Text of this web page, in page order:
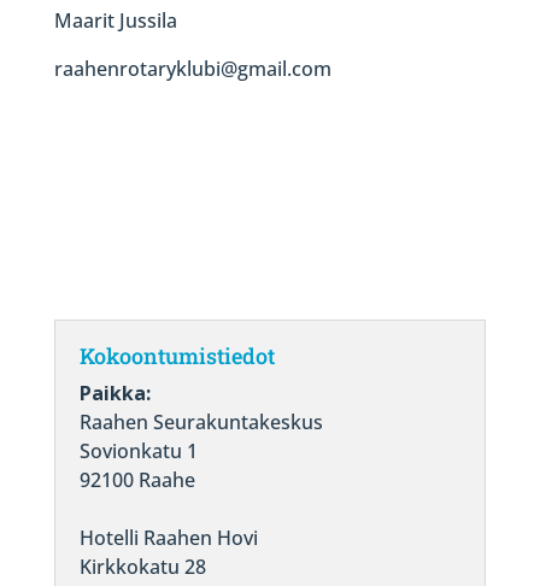
Maarit Jussila
raahenrotaryklubi@gmail.com
Kokoontumistiedot
Paikka:
Raahen Seurakuntakeskus
Sovionkatu 1
92100 Raahe
Hotelli Raahen Hovi
Kirkkokatu 28